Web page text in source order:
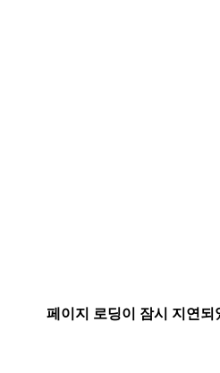
페이지 로딩이 잠시 지연